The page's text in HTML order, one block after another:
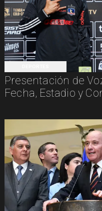
Presentación de
Fecha, Estadio y